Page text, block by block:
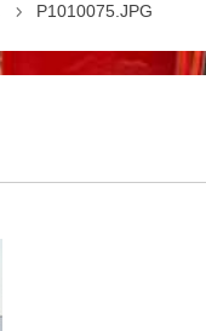
P1010075.JPG